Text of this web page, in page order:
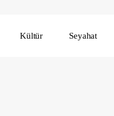
Kültür Seyahat